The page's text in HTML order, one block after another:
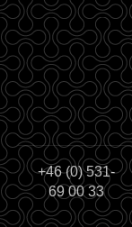
+46 (0) 531-
69 00 33